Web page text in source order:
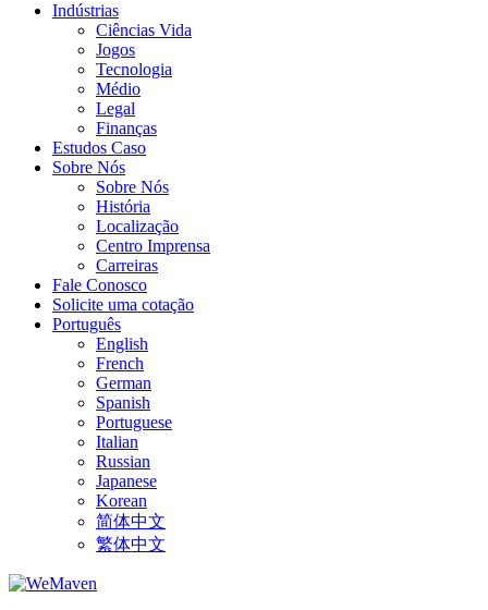
Indústrias
Ciências Vida
Jogos
Tecnologia
Médio
Legal
Finanças
Estudos Caso
Sobre Nós
Sobre Nós
História
Localização
Centro Imprensa
Carreiras
Fale Conosco
Solicite uma cotação
Português
English
French
German
Spanish
Portuguese
Italian
Russian
Japanese
Korean
简体中文
繁体中文